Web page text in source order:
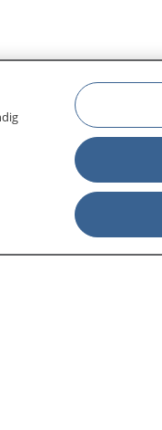
Other languages
Lättläst svenska